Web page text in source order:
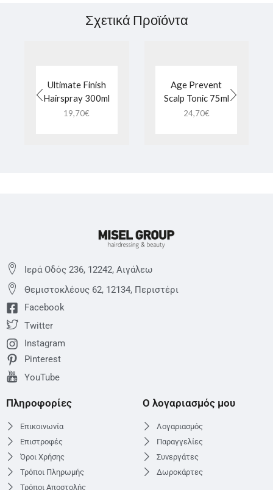
Σχετικά Προϊόντα
Ultimate Finish
Hairspray 300ml
19,70€
Age Prevent
Scalp Tonic 75ml
24,70€
Ιερά Οδός 236, 12242, Αιγάλεω
Θεμιστoκλέους 62, 12134, Περιστέρι
Facebook
Twitter
Instagram
Pinterest
YouTube
Πληροφορίες
Επικοινωνία
Επιστροφές
Όροι Χρήσης
Τρόποι Πληρωμής
Τρόποι Αποστολής
Ο λογαριασμός μου
Λογαριασμός
Παραγγελίες
Συνεργάτες
Δωροκάρτες